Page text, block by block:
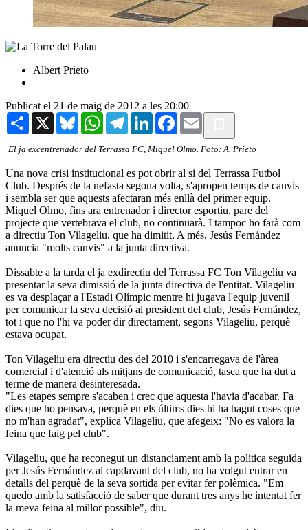
Albert Prieto
Publicat el 21 de maig de 2012 a les 20:00
Share X BlueskyWhatsAppTelegramLinkedInFacebook
Email
El ja excentrenador del Terrassa FC, Miquel Olmo. Foto: A. Prieto
Una nova crisi institucional es pot obrir al si del Terrassa Futbol
Club. Després de la nefasta segona volta, s'apropen temps de canvis
i sembla ser que aquests afectaran més enllà del primer equip.
Miquel Olmo, fins ara entrenador i director esportiu, pare del
projecte que vertebrava el club, no continuarà. I tampoc ho farà com
a directiu Ton Vilageliu, que ha dimitit. A més, Jesús Fernández
anuncia "molts canvis" a la junta directiva.
Dissabte a la tarda el ja exdirectiu del Terrassa FC Ton Vilageliu va
presentar la seva dimissió de la junta directiva de l'entitat. Vilageliu
es va desplaçar a l'Estadi Olímpic mentre hi jugava l'equip juvenil
per comunicar la seva decisió al president del club, Jesús Fernández,
tot i que no l'hi va poder dir directament, segons Vilageliu, perquè
estava ocupat.
Ton Vilageliu era directiu des del 2010 i s'encarregava de l'àrea
comercial i d'atenció als mitjans de comunicació, tasca que ha dut a
terme de manera desinteresada.
"Les etapes sempre s'acaben i crec que aquesta l'havia d'acabar. Fa
dies que ho pensava, perquè en els últims dies hi ha hagut coses que
no m'han agradat", explica Vilageliu, que afegeix: "No es valora la
feina que faig pel club".
Vilageliu, que ha reconegut un distanciament amb la política seguida
per Jesús Fernández al capdavant del club, no ha volgut entrar en
detalls del perquè de la seva sortida per evitar fer polèmica. "Em
quedo amb la satisfacció de saber que durant tres anys he intentat fer
la meva feina al millor possible", diu.